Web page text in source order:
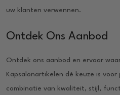
uw klanten verwennen.
Ontdek Ons Aanbod
Ontdek ons aanbod en ervaar
Kapsalonartikelen dé keuze is
combinatie van kwaliteit, stijl,